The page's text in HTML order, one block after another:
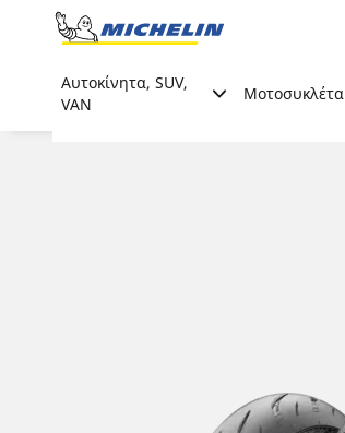
Go to page content
Αυτοκίνητα, SUV,
VAN
Μοτοσυκλέτα